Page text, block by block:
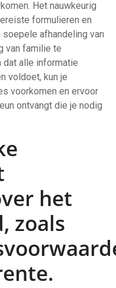
Het nauwkeurig
formulieren en
afhandeling van
van familie te
dat alle informatie
voldoet, kun je
voorkomen en ervoor
ontvangt die je nodig
het
zoals